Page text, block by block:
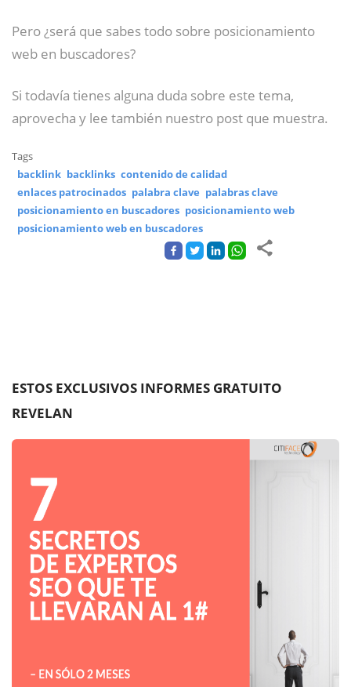
Pero ¿será que sabes todo sobre posicionamiento
web en buscadores?
Si todavía tienes alguna duda sobre este tema,
aprovecha y lee también nuestro post que muestra.
Tags
backlink backlinks contenido de calidad
enlaces patrocinados palabra clave palabras clave
posicionamiento en buscadores posicionamiento web
posicionamiento web en buscadores
ESTOS EXCLUSIVOS INFORMES GRATUITO
REVELAN